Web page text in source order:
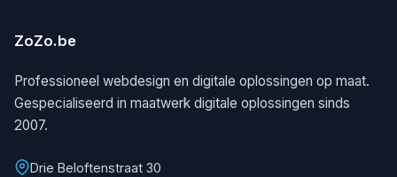
ZoZo.be
Professioneel webdesign en digitale oplossingen op maat.
Gespecialiseerd in maatwerk digitale oplossingen sinds
2007.
Drie Beloftenstraat 30